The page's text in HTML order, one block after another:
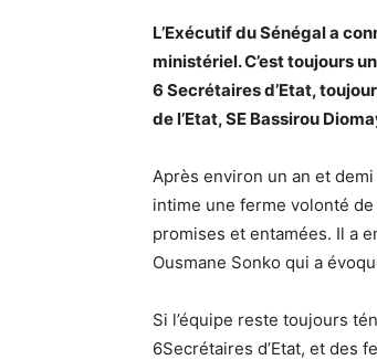
L’Exécutif du Sénégal a
ministériel. C’est toujours
6 Secrétaires d’Etat,
de l’Etat, SE Bassirou
Après environ un an et demi
intime une ferme volonté
promises et entamées. Il a
Ousmane Sonko qui a
Si l’équipe reste toujours
6Secrétaires d’Etat, et des